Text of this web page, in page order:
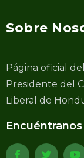
Sobre
Página oficial
Presidente del
Liberal de
Encuéntranos